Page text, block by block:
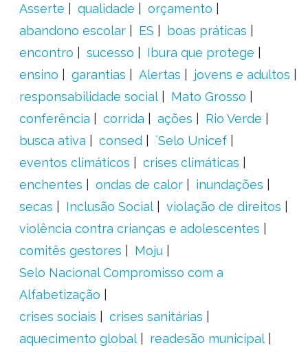
Asserte
qualidade
orçamento
abandono escolar
ES
boas práticas
encontro
sucesso
Ibura que protege
ensino
garantias Alertas
jovens e adultos
responsabilidade social
Mato Grosso
conferência
corrida ações
Rio Verde
busca ativa
consed
´Selo Unicef
eventos climáticos
crises climáticas
enchentes
ondas de calor
inundações
secas
Inclusão Social
violação de direitos
violência contra crianças e adolescentes
comitês gestores
Moju
Selo Nacional Compromisso com a
Alfabetização
crises sociais
crises sanitárias
aquecimento global
readesão municipal